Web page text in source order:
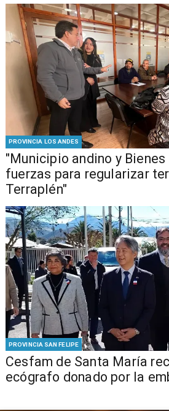
PROVINCIA LOS ANDES
"Municipio andino y
fuerzas para regularizar
Terraplén"
PROVINCIA SAN FELIPE
Cesfam de Santa María
ecógrafo donado por la